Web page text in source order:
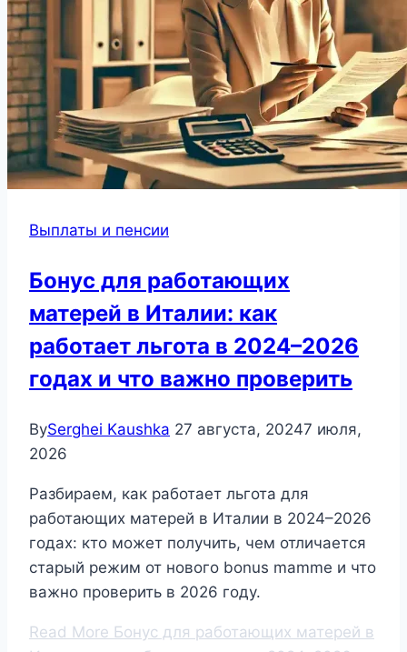
Выплаты и пенсии
Бонус для работающих
матерей в Италии: как
работает льгота в 2024–2026
годах и что важно проверить
BySerghei Kaushka 27 августа, 20247 июля,
2026
Разбираем, как работает льгота для
работающих матерей в Италии в 2024–2026
годах: кто может получить, чем отличается
старый режим от нового bonus mamme и что
важно проверить в 2026 году.
Read More Бонус для работающих матерей в